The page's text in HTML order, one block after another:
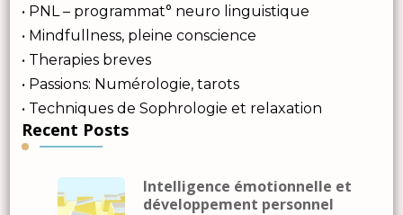
• PNL – programmat° neuro linguistique
• Mindfullness, pleine conscience
• Therapies breves
• Passions: Numérologie, tarots
• Techniques de Sophrologie et relaxation
Recent Posts
Intelligence émotionnelle et
développement personnel